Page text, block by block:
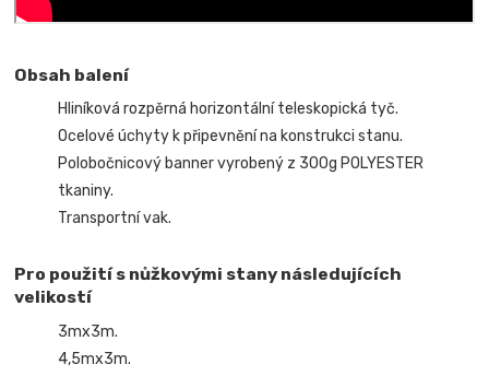
Obsah balení
Hliníková rozpěrná horizontální teleskopická tyč.
Ocelové úchyty k připevnění na konstrukci stanu.
Polobočnicový banner vyrobený z 300g POLYESTER
tkaniny.
Transportní vak.
Pro použití s nůžkovými stany následujících
velikostí
3mx3m.
4,5mx3m.